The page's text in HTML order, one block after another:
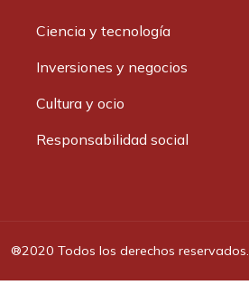
Ciencia y tecnología
Inversiones y negocios
Cultura y ocio
Responsabilidad social
®2020 Todos los derechos reservados.